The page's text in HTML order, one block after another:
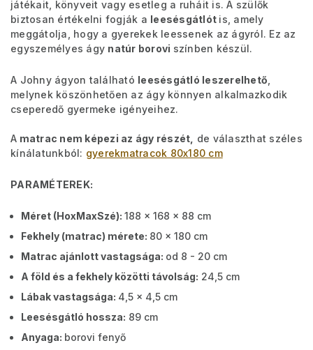
játékait, könyveit vagy esetleg a ruháit is. A szülők
biztosan értékelni fogják a leesésgátlót is, amely
meggátolja, hogy a gyerekek leessenek az ágyról. Ez az
egyszemélyes ágy natúr borovi színben készül.
A Johny ágyon található leesésgátló leszerelhető
melynek köszönhetően az ágy könnyen alkalmazkodik
cseperedő gyermeke igényeihez.
A matrac nem képezi az ágy részét,
de választhat széles
kínálatunkból: gyerekmatracok 80x180 cm
PARAMÉTEREK:
Méret (HoxMaxSzé): 188 x 168 x 88 cm
Fekhely (matrac) mérete: 80 x 180 cm
Matrac ajánlott vastagsága: od 8 - 20 cm
A föld és a fekhely közötti távolság: 24,5 cm
Lábak vastagsága: 4,5 x 4,5 cm
Leesésgátló hossza: 89 cm
Anyaga: borovi fenyő